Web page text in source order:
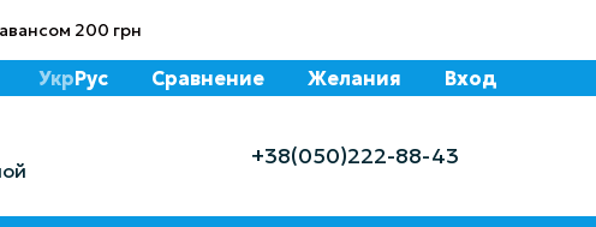
200 грн
УкрРус Сравнение Желания Вход
+38(050)222-88-43